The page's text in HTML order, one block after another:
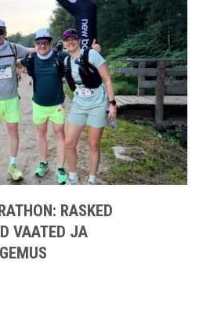
RASKED
VAATED JA